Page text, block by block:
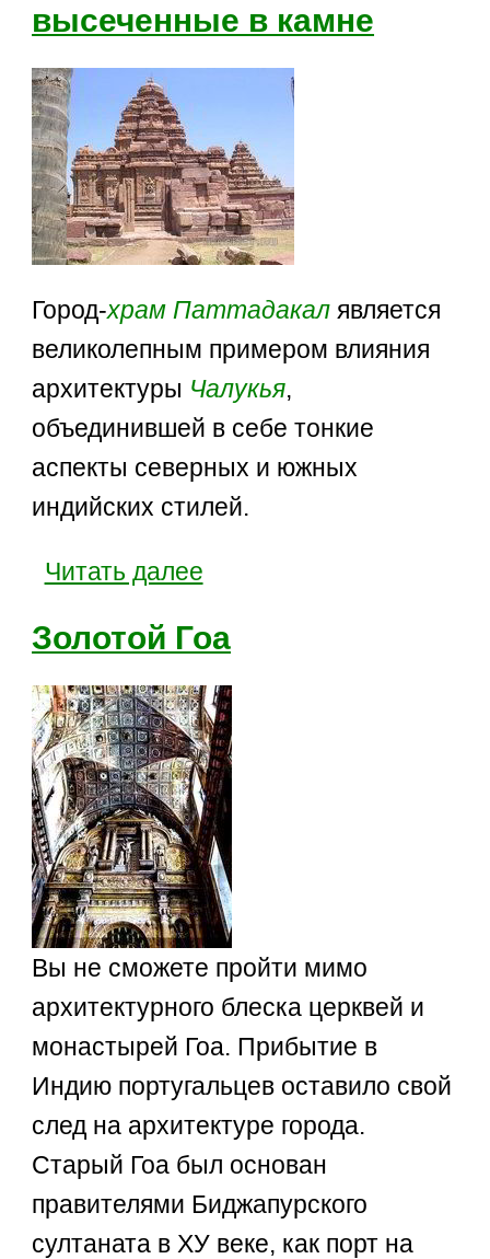
высеченные в камне
Город-храм Паттадакал является
великолепным примером влияния
архитектуры Чалукья,
объединившей в себе тонкие
аспекты северных и южных
индийских стилей.
Читать далее
Золотой Гоа
Вы не сможете пройти мимо
архитектурного блеска церквей и
монастырей Гоа. Прибытие в
Индию португальцев оставило свой
след на архитектуре города.
Старый Гоа был основан
правителями Биджапурского
султаната в ХУ веке, как порт на